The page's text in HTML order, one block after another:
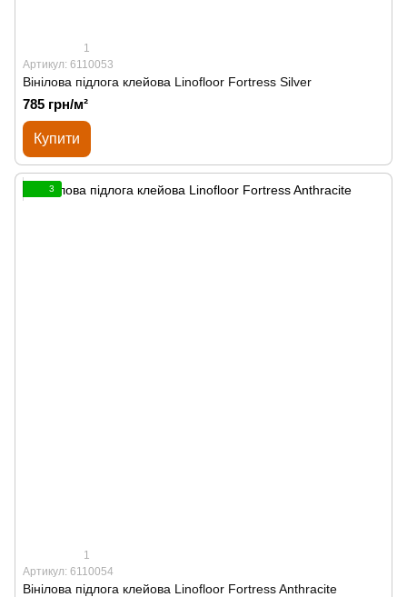
1
Артикул: 6110053
Вінілова підлога клейова Linofloor Fortress Silver
785 грн/м²
Купити
3
1
Артикул: 6110054
Вінілова підлога клейова Linofloor Fortress Anthracite